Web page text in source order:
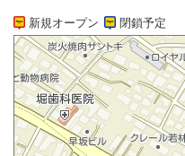
新規オープン 閉鎖予定